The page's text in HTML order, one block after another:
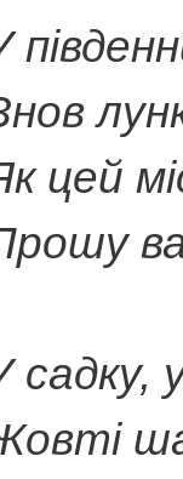
цей
садку,